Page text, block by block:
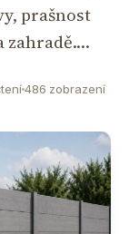
prašnost
zahradě.…
486 zobrazení